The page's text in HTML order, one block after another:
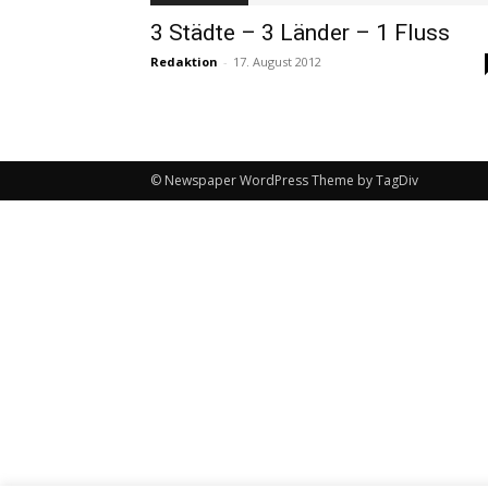
3 Städte – 3 Länder – 1 Fluss
Redaktion - 17. August 2012
© Newspaper WordPress Theme by TagDiv